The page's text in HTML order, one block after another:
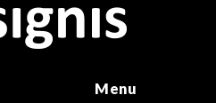
Menu